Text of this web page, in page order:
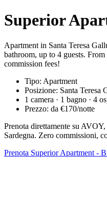
Superior
Apartment in Santa Teresa
bathroom, up to 4 guests.
commission fees!
Tipo: Apartment
Posizione: Santa Teresa
1 camera · 1 bagno · 4
Prezzo: da €170/notte
Prenota direttamente su
Sardegna. Zero commissioni,
Prenota Superior Apartment -